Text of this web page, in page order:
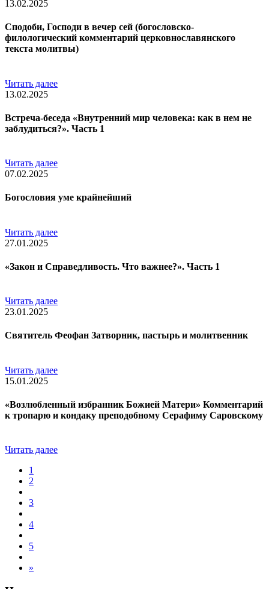
13.02.2025
Сподоби, Господи в вечер сей (богословско-
филологический комментарий церковнославянского
текста молитвы)
Читать далее
13.02.2025
Встреча-беседа «Внутренний мир человека: как в нем не
заблудиться?». Часть 1
Читать далее
07.02.2025
Богословия уме крайнейший
Читать далее
27.01.2025
«Закон и Справедливость. Что важнее?». Часть 1
Читать далее
23.01.2025
Святитель Феофан Затворник, пастырь и молитвенник
Читать далее
15.01.2025
«Возлюбленный избранник Божией Матери» Комментарий
к тропарю и кондаку преподобному Серафиму Саровскому
Читать далее
1
2
3
4
5
»